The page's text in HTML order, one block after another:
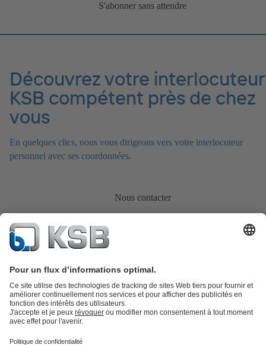
S'abonner sans attendre
Découvrez votre interlocuteur
KSB compétent près de chez
vous
En quelques clics, nous vous dirigeons vers votre interlocuteur
personnel avec ses coordonnées.
Nous contacter
Catalogue produitsKSB SupremeServ : Pièces de rechange